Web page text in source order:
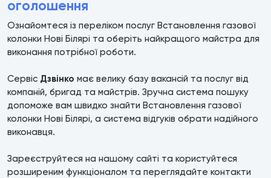
оголошення
Ознайомтеся із переліком послуг Встановлення газової
колонки Нові Білярі та оберіть найкращого майстра для
виконання потрібної роботи.
Сервіс Дзвінко має велику базу вакансій та послуг від
компаній, бригад та майстрів. Зручна система пошуку
допоможе вам швидко знайти Встановлення газової
колонки Нові Білярі, а система відгуків обрати надійного
виконавця.
Зареєструйтеся на нашому сайті та користуйтеся
розширеним функціоналом та переглядайте контакти